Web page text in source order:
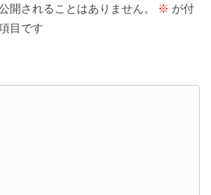
開されることはありません。 ※ が付
目です